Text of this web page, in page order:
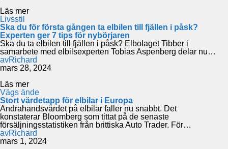
Läs mer
Livsstil
Ska du för första gången ta elbilen till fjällen i påsk?
Experten ger 7 tips för nybörjaren
Ska du ta elbilen till fjällen i påsk? Elbolaget Tibber i
samarbete med elbilsexperten Tobias Aspenberg delar nu…
avRichard
mars 28, 2024
Läs mer
Vägs ände
Stort värdetapp för elbilar i Europa
Andrahandsvärdet på elbilar faller nu snabbt. Det
konstaterar Bloomberg som tittat på de senaste
försäljningsstatistiken från brittiska Auto Trader. För…
avRichard
mars 1, 2024